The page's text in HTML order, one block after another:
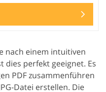
nach einem intuitiven
dies perfekt geeignet. Es
PDF zusammenführen
Datei erstellen. Die